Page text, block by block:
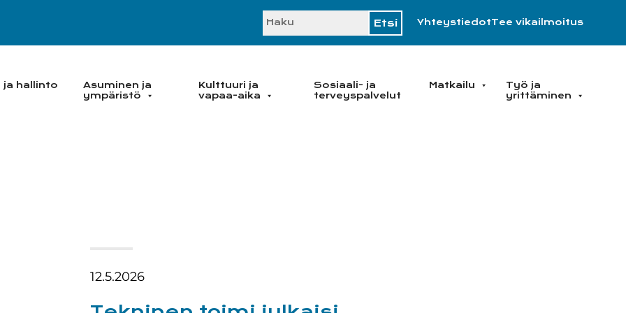
SEARCH
YhteystiedotTee vikailmoitus
ja hallinto
Asuminen ja
ympäristö
Kulttuuri ja
vapaa-aika
Sosiaali- ja
terveyspalvelut
Matkailu
Työ ja
yrittäminen
12.5.2026